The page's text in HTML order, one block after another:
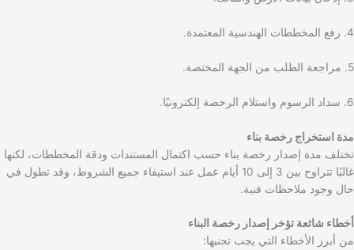
4. رفع المخططات الهندسية المعتمدة.
5. مراجعة الطلب من الجهة المختصة.
6. سداد الرسوم واستلام الرخصة إلكترونيًا.
مدة استخراج رخصة بناء
تختلف مدة إصدار رخصة بناء حسب اكتمال المستندات ودقة المخططات، لكنها
غالبًا تتراوح بين 3 إلى 10 أيام عمل عند استيفاء جميع الشروط، وقد تطول في
حال وجود ملاحظات فنية.
أخطاء شائعة تؤخر إصدار رخصة البناء
من أبرز الأخطاء التي يجب تجنبها: